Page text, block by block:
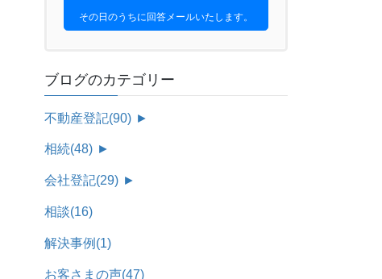
その日のうちに回答メールいたします。
ブログのカテゴリー
不動産登記(90) ►
相続(48) ►
会社登記(29) ►
相談(16)
解決事例 (1)
お客さまの声(47)